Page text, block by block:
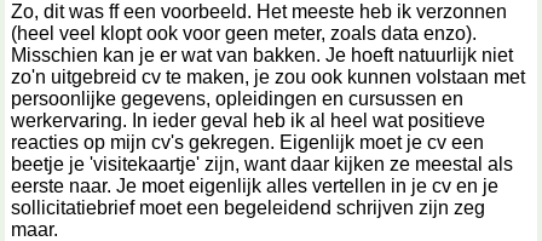
Zo, dit was ff een voorbeeld. Het meeste heb ik verzonnen
(heel veel klopt ook voor geen meter, zoals data enzo).
Misschien kan je er wat van bakken. Je hoeft natuurlijk niet
zo'n uitgebreid cv te maken, je zou ook kunnen volstaan met
persoonlijke gegevens, opleidingen en cursussen en
werkervaring. In ieder geval heb ik al heel wat positieve
reacties op mijn cv's gekregen. Eigenlijk moet je cv een
beetje je 'visitekaartje' zijn, want daar kijken ze meestal als
eerste naar. Je moet eigenlijk alles vertellen in je cv en je
sollicitatiebrief moet een begeleidend schrijven zijn zeg
maar.